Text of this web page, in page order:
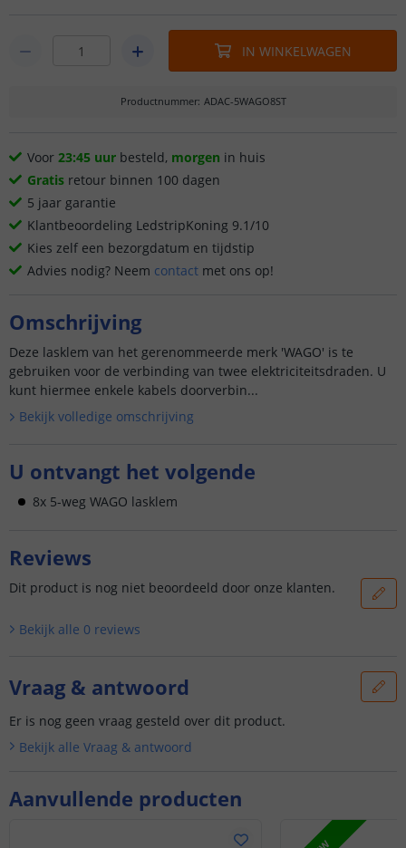
IN WINKELWAGEN
Productnummer: ADAC-5WAGO8ST
Voor 23:45 uur besteld, morgen in huis
Gratis retour binnen 100 dagen
5 jaar garantie
Klantbeoordeling LedstripKoning 9.1/10
Kies zelf een bezorgdatum en tijdstip
Advies nodig? Neem contact met ons op!
Omschrijving
Deze lasklem van het gerenommeerde merk 'WAGO' is te
gebruiken voor de verbinding van twee elektriciteitsdraden. U
kunt hiermee enkele kabels doorverbin...
Bekijk volledige omschrijving
U ontvangt het volgende
8x 5-weg WAGO lasklem
Aanvullende producten
Reviews
Dit product is nog niet beoordeeld door onze klanten.
Bekijk alle 0 reviews
Vraag & antwoord
Er is nog geen vraag gesteld over dit product.
Bekijk alle Vraag & antwoord